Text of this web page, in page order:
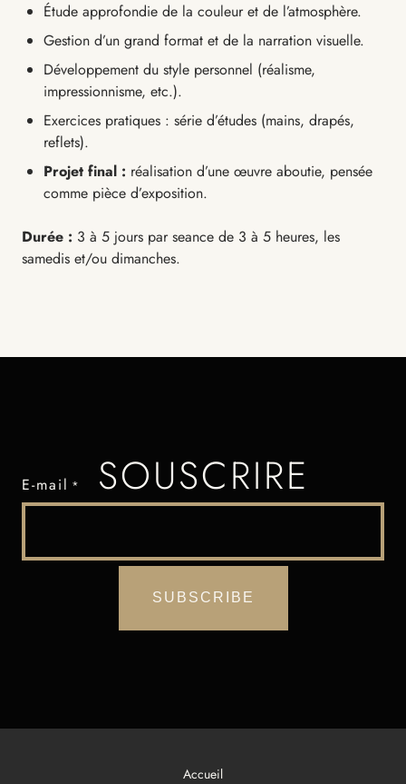
Étude approfondie de la couleur et de l’atmosphère.
Gestion d’un grand format et de la narration visuelle.
Développement du style personnel (réalisme,
impressionnisme, etc.).
Exercices pratiques : série d’études (mains, drapés,
reflets).
Projet final : réalisation d’une œuvre aboutie, pensée
comme pièce d’exposition.
Durée : 3 à 5 jours par seance de 3 à 5 heures, les
samedis et/ou dimanches.
SOUSCRIRE
E-mail *
Accueil